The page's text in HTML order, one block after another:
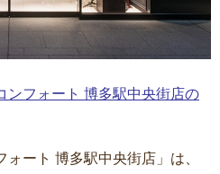
ンフォート 博多駅中央街店の
ォート 博多駅中央街店」は、